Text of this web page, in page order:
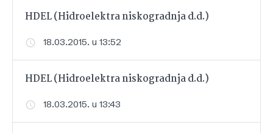
HDEL (Hidroelektra niskogradnja d.d.)
18.03.2015. u 13:52
HDEL (Hidroelektra niskogradnja d.d.)
18.03.2015. u 13:43